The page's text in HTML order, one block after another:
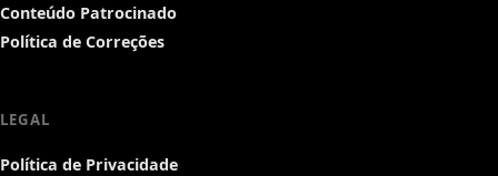
Conteúdo Patrocinado
Política de Correções
LEGAL
Política de Privacidade